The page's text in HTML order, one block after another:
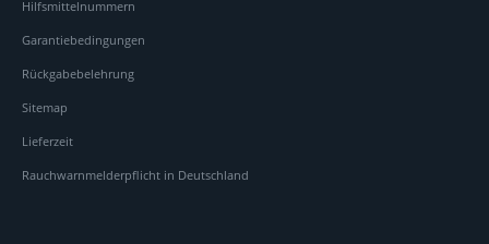
Hilfsmittelnummern
Garantiebedingungen
Rückgabebelehrung
Sitemap
Lieferzeit
Rauchwarnmelderpflicht in Deutschland